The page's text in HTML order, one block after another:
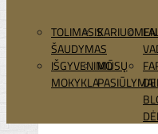
TOLIMASIS
ŠAUDYMAS
IŠGYVENIMO
MOKYKLA
MŪSŲ
PASIŪLYMAI